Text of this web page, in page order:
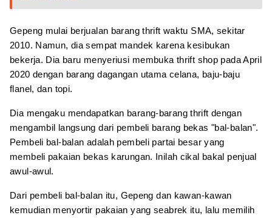
Gepeng mulai berjualan barang thrift waktu SMA, sekitar
2010. Namun, dia sempat mandek karena kesibukan
bekerja. Dia baru menyeriusi membuka thrift shop pada April
2020 dengan barang dagangan utama celana, baju-baju
flanel, dan topi.
Dia mengaku mendapatkan barang-barang thrift dengan
mengambil langsung dari pembeli barang bekas "bal-balan".
Pembeli bal-balan adalah pembeli partai besar yang
membeli pakaian bekas karungan. Inilah cikal bakal penjual
awul-awul.
Dari pembeli bal-balan itu, Gepeng dan kawan-kawan
kemudian menyortir pakaian yang seabrek itu, lalu memilih